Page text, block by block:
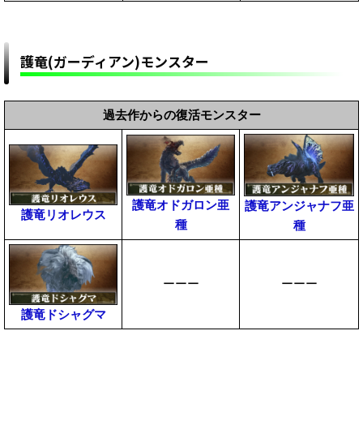
護竜(ガーディアン)モンスター
過去作からの復活モンスター
護竜リオレウス
護竜オドガロン亜
種
護竜アンジャナフ亜
種
護竜ドシャグマ
ーーー ーーー